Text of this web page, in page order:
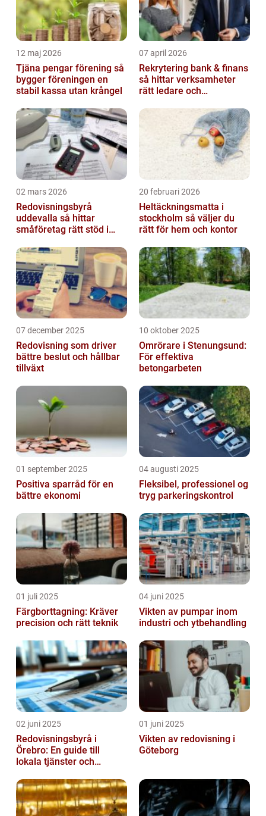
12 maj 2026
Tjäna pengar förening så
bygger föreningen en
stabil kassa utan krångel
07 april 2026
Rekrytering bank & finans
så hittar verksamheter
rätt ledare och
02 mars 2026
Redovisningsbyrå
uddevalla så hittar
småföretag rätt stöd i
20 februari 2026
Heltäckningsmatta i
stockholm så väljer du
rätt för hem och kontor
07 december 2025
Redovisning som driver
bättre beslut och hållbar
tillväxt
10 oktober 2025
Omrörare i Stenungsund:
För effektiva
betongarbeten
01 september 2025
Positiva sparråd för en
bättre ekonomi
04 augusti 2025
Fleksibel, professionel og
tryg parkeringskontrol
01 juli 2025
Färgborttagning: Kräver
precision och rätt teknik
04 juni 2025
Vikten av pumpar inom
industri och ytbehandling
02 juni 2025
Redovisningsbyrå i
Örebro: En guide till
lokala tjänster och
01 juni 2025
Vikten av redovisning i
Göteborg